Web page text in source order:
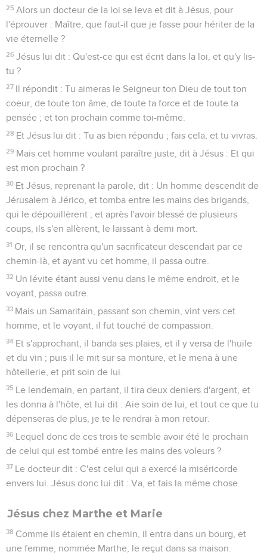
25 Alors un docteur de la loi se leva et dit à Jésus, pour
l'éprouver : Maître, que faut-il que je fasse pour hériter de la
vie éternelle ?
26 Jésus lui dit : Qu'est-ce qui est écrit dans la loi, et qu'y lis-
tu ?
27 Il répondit : Tu aimeras le Seigneur ton Dieu de tout ton
coeur, de toute ton âme, de toute ta force et de toute ta
pensée ; et ton prochain comme toi-même.
28 Et Jésus lui dit : Tu as bien répondu ; fais cela, et tu vivras.
29 Mais cet homme voulant paraître juste, dit à Jésus : Et qui
est mon prochain ?
30 Et Jésus, reprenant la parole, dit : Un homme descendit de
Jérusalem à Jérico, et tomba entre les mains des brigands,
qui le dépouillèrent ; et après l'avoir blessé de plusieurs
coups, ils s'en allèrent, le laissant à demi mort.
31 Or, il se rencontra qu'un sacrificateur descendait par ce
chemin-là, et ayant vu cet homme, il passa outre.
32 Un lévite étant aussi venu dans le même endroit, et le
voyant, passa outre.
33 Mais un Samaritain, passant son chemin, vint vers cet
homme, et le voyant, il fut touché de compassion.
34 Et s'approchant, il banda ses plaies, et il y versa de l'huile
et du vin ; puis il le mit sur sa monture, et le mena à une
hôtellerie, et prit soin de lui.
35 Le lendemain, en partant, il tira deux deniers d'argent, et
les donna à l'hôte, et lui dit : Aie soin de lui, et tout ce que tu
dépenseras de plus, je te le rendrai à mon retour.
36 Lequel donc de ces trois te semble avoir été le prochain
de celui qui est tombé entre les mains des voleurs ?
37 Le docteur dit : C'est celui qui a exercé la miséricorde
envers lui. Jésus donc lui dit : Va, et fais la même chose.
Jésus chez Marthe et Marie
38 Comme ils étaient en chemin, il entra dans un bourg, et
une femme, nommée Marthe, le reçut dans sa maison.